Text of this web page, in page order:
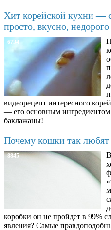
Хит корейской кухни —
просто, вкусно, недорого
6734
видеорецепт интересного
— его основным
баклажаны!
Почему кошки так любят
8845
коробки он не пройдет в 99%
явления? Самые